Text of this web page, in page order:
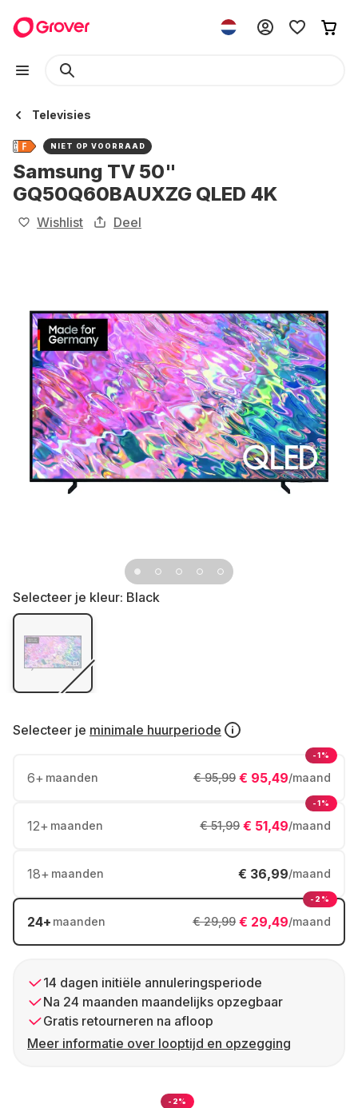
Televisies
NIET OP VOORRAAD
Samsung TV 50"
GQ50Q60BAUXZG QLED 4K
Wishlist Deel
Selecteer je kleur: Black
Selecteer je minimale huurperiode
6+ maanden € 95,49/maand
€ 95,99
-1%
12+ maanden € 51,49/maand
€ 51,99
-1%
18+ maanden € 36,99/maand
24+ maanden € 29,49/maand
€ 29,99
-2%
14 dagen initiële annuleringsperiode
Na 24 maanden maandelijks opzegbaar
Gratis retourneren na afloop
Meer informatie over looptijd en opzegging
-2%